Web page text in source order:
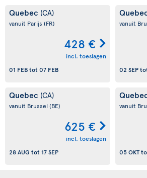
Quebec (CA)
vanuit Parijs (FR)
428 €
incl. toeslagen
01 FEBtot 07 FEB
vanuit
02 SEP
Quebec (CA)
vanuit Brussel (BE)
625 €
incl. toeslagen
28 AUG tot 17 SEP
vanuit
05 OKT